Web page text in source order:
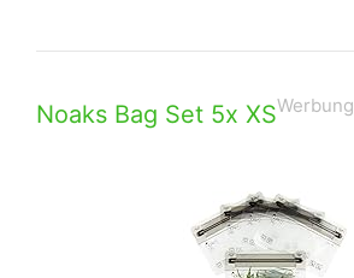
Noaks Bag Set 5x XSWerbung